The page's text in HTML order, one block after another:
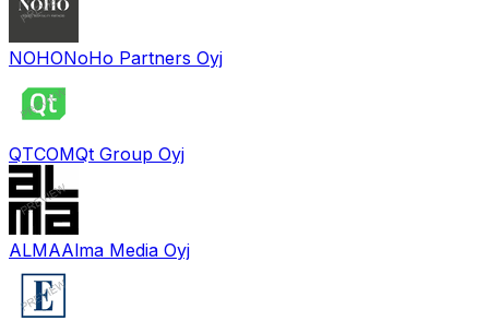
NOHONoHo Partners Oyj
QTCOMQt Group Oyj
ALMAAlma Media Oyj